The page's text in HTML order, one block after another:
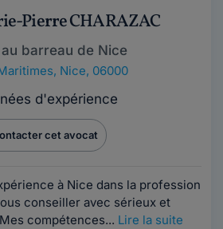
Pierre CHARAZAC
barreau de Nice
, Nice, 06000
d'expérience
cet avocat
à Nice dans la profession
conseiller avec sérieux et
compétences... Lire la suite